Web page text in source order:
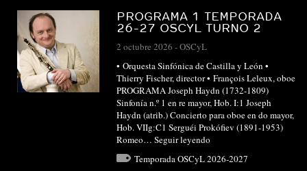
PROGRAMA 1 TEMPORADA
26-27 OSCYL TURNO 2
2 octubre 2026 -OSCyL
• Orquesta Sinfónica de Castilla y León •
Thierry Fischer, director • François Leleux, oboe
PROGRAMA Joseph Haydn (1732-1809)
Sinfonía n.º 1 en re mayor, Hob. I:1 Joseph
Haydn (atrib.) Concierto para oboe en do mayor,
Hob. VIIg:C1 Serguéi Prokófiev (1891-1953)
Romeo… Seguir leyendo
Temporada OSCyL 2026-2027